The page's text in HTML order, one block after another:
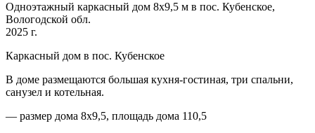
Одноэтажный каркасный дом 8х9,5 м в пос. Кубенское,
Вологодской обл.
2025 г.
Каркасный дом в пос. Кубенское
В доме размещаются большая кухня-гостиная, три спальни,
санузел и котельная.
— размер дома 8х9,5, площадь дома 110,5